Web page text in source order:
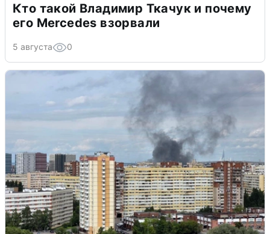
Кто такой Владимир Ткачук и почему
его Mercedes взорвали
5 августа 0